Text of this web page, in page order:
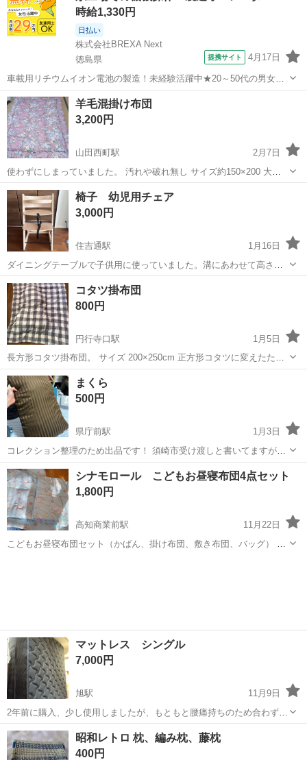
時給1,330円
日払い
株式会社BREXA Next
徳島県
提携サイト 4月17日
車載用リチウムイオン電池の製造！未経験活躍中★20～50代の男女活
躍中！寮費無料★備品付き1R寮完備！自宅からマイカー通勤OK！無料
駐車場完備◎正社員登用制度あり！《徳島県板野郡松茂町》 人気の工
場のお仕事 ◇車載用リチウ...
徳島 その他
羊毛混掛け布団
3,200円
山田西町駅
2月7日
使わずにしまっていました。 汚れや破れ無し サイズ約150×200 大き
な袋がないので、布団そのままの受け渡しになります。
高知 香美市 山田西町駅
椅子 幼児用チェア
3,000円
住吉通駅
1月16日
ダイニングテーブルで子供用に使っていました。溝にあわせて高さを
かえたりできるので大きくなっても使えます。椅子につける座布団？
も洗濯しておつけします。 ペット喫煙者なしです。
高知 南国市 住吉通駅
コタツ掛布団
800円
円行寺口駅
1月5日
長方形コタツ掛布団。 サイズ 200×250cm 正方形コタツに変えたため
お譲りします。 破れや目立ったシミ汚れはありません。
高知 高知市 円行寺口駅
まくら
500円
県庁前駅
1月3日
コレクション整理のため出品です！ 須崎市受け渡しと書いてますが近
場なら持っていきます！ 市内でも全然言ってください！ ※室戸、安
芸、足摺、土佐清水、大豊は相談 主→新しいの買いました 結構沈む柔
らかい(？)枕です！ 酷...
高知 高知市 県庁前駅 市内
シナモロール こどもお昼寝布団4点セット
1,800円
高知商業前駅
11月22日
こどもお昼寝布団セット（かばん、掛け布団、敷き布団、バッグ） 保
マットレス シングル
7,000円
旭駅
11月9日
2年前に購入、少し使用しましたが、もともと腰痛持ちのため合わず保
管しておりました。 一つ7000円、写真3枚目のほつれている物は6000
円、二つまとめてのお取引で12,000に値引きいたします。 他の商品と
同時取引でさら...
高知 高知市 寝具 シングル
昭和レトロ 枕、編み枕、藤枕
400円